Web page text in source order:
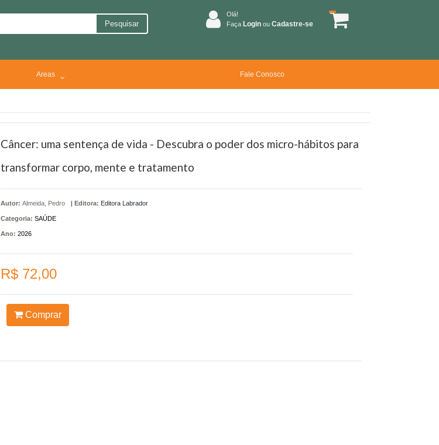
Pesquisar
Olá!
Faça Login ou Cadastre-se
Areas Fale Conosco
Câncer: uma sentença de vida - Descubra o poder dos micro-hábitos para
transformar corpo, mente e tratamento
Autor: Almeida, Pedro | Editora: Editora Labrador
Categoria: SAÚDE
Ano: 2026
R$ 72,00
Comprar